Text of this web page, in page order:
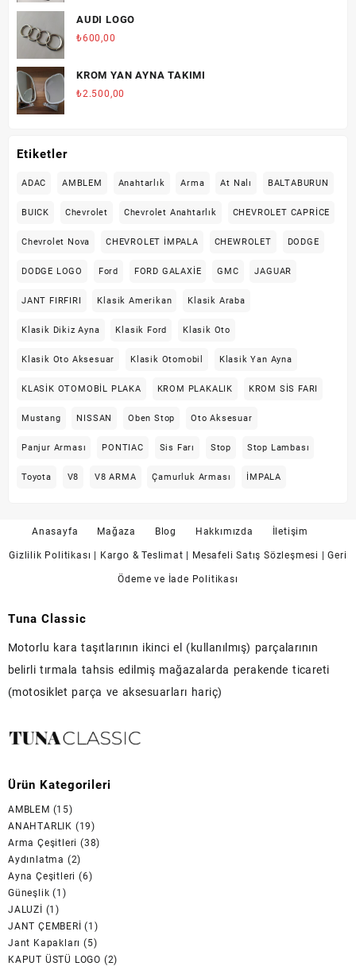
AUDI LOGO
₺600,00
KROM YAN AYNA TAKIMI
₺2.500,00
Etiketler
ADAC AMBLEM Anahtarlık Arma At Nalı BALTABURUN
BUICK Chevrolet Chevrolet Anahtarlık CHEVROLET CAPRİCE
Chevrolet Nova CHEVROLET İMPALA CHEWROLET DODGE
DODGE LOGO Ford FORD GALAXİE GMC JAGUAR
JANT FIRFIRI Klasik Amerikan Klasik Araba
Klasik Dikiz Ayna Klasik Ford Klasik Oto
Klasik Oto Aksesuar Klasik Otomobil Klasik Yan Ayna
KLASİK OTOMOBİL PLAKA KROM PLAKALIK KROM SİS FARI
Mustang NISSAN Oben Stop Oto Aksesuar
Panjur Arması PONTIAC Sis Farı Stop Stop Lambası
Toyota V8 V8 ARMA Çamurluk Arması İMPALA
Anasayfa Mağaza Blog Hakkımızda İletişim
Gizlilik Politikası | Kargo & Teslimat | Mesafeli Satış Sözleşmesi | Geri
Ödeme ve İade Politikası
Tuna Classic
Motorlu kara taşıtlarının ikinci el (kullanılmış) parçalarının
belirli tırmala tahsis edilmiş mağazalarda perakende ticareti
(motosiklet parça ve aksesuarları hariç)
Ürün Kategorileri
AMBLEM (15)
ANAHTARLIK (19)
Arma Çeşitleri (38)
Aydınlatma (2)
Ayna Çeşitleri (6)
Güneşlik (1)
JALUZİ
(1)
JANT ÇEMBERİ
(1)
Jant Kapakları (5)
KAPUT ÜSTÜ LOGO (2)